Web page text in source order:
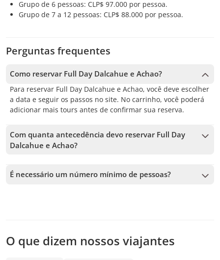
Grupo de 6 pessoas: CLP$ 97.000 por pessoa.
Grupo de 7 a 12 pessoas: CLP$ 88.000 por pessoa.
Perguntas frequentes
Como reservar Full Day Dalcahue e Achao?
Para reservar Full Day Dalcahue e Achao, você deve escolher
a data e seguir os passos no site. No carrinho, você poderá
adicionar mais tours antes de confirmar sua reserva.
Com quanta antecedência devo reservar Full Day
Dalcahue e Achao?
disponibilidade. Por isso, recomendamos reservar o quanto
antes para garantir sua vaga.
É necessário um número mínimo de pessoas?
O que dizem nossos viajantes